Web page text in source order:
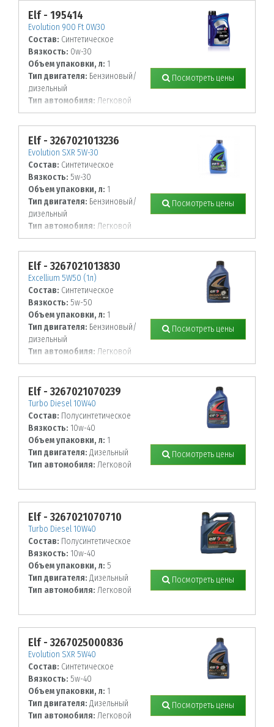
Elf - 195414
Evolution 900 Ft 0W30
Состав: Синтетическое
Вязкость: 0w-30
Объем упаковки, л: 1
Тип двигателя: Бензиновый/
дизельный
Тип автомобиля: Легковой
Посмотреть цены
Elf - 3267021013236
Evolution SXR 5W-30
Состав: Синтетическое
Вязкость: 5w-30
Объем упаковки, л: 1
Тип двигателя: Бензиновый/
дизельный
Тип автомобиля: Легковой
Посмотреть цены
Elf - 3267021013830
Excellium 5W50 (1л)
Состав: Синтетическое
Вязкость: 5w-50
Объем упаковки, л: 1
Тип двигателя: Бензиновый/
дизельный
Тип автомобиля: Легковой
Посмотреть цены
Elf - 3267021070239
Turbo Diesel 10W40
Состав: Полусинтетическое
Вязкость: 10w-40
Объем упаковки, л: 1
Тип двигателя: Дизельный
Тип автомобиля: Легковой
Посмотреть цены
Elf - 3267021070710
Turbo Diesel 10W40
Состав: Полусинтетическое
Вязкость: 10w-40
Объем упаковки, л: 5
Тип двигателя: Дизельный
Тип автомобиля: Легковой
Посмотреть цены
Elf - 3267025000836
Evolution SXR 5W40
Состав: Синтетическое
Вязкость: 5w-40
Объем упаковки, л: 1
Тип двигателя: Дизельный
Тип автомобиля: Легковой
Посмотреть цены